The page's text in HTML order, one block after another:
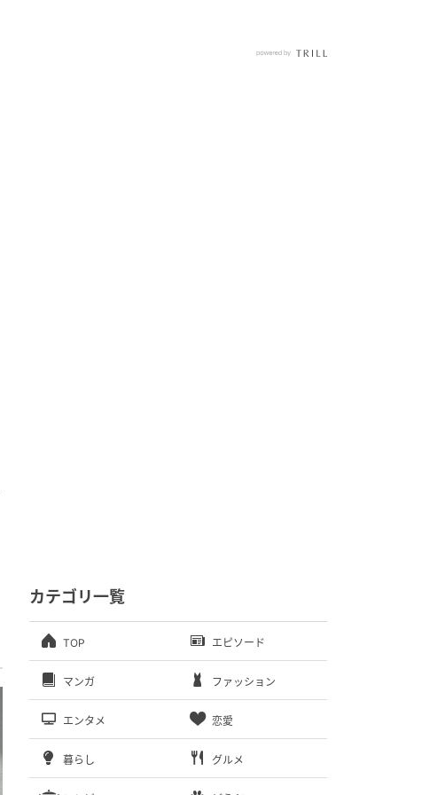
カテゴリ一覧
TOP エピソード
マンガ ファッション
エンタメ 恋愛
暮らし グルメ